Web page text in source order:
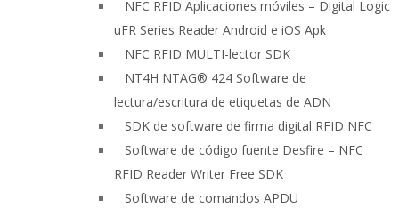
NFC RFID Aplicaciones móviles – Digital Logic
uFR Series Reader Android e iOS Apk
NFC RFID MULTI-lector SDK
NT4H NTAG® 424 Software de
lectura/escritura de etiquetas de ADN
SDK de software de firma digital RFID NFC
Software de código fuente Desfire – NFC
RFID Reader Writer Free SDK
Software de comandos APDU